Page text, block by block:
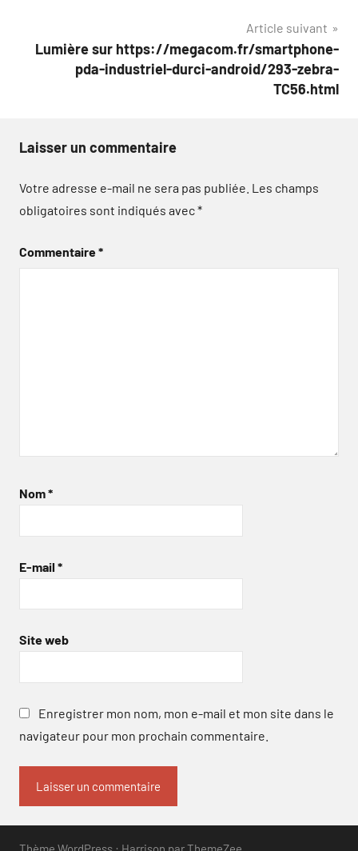
Article suivant
Lumière sur https://megacom.fr/smartphone-
pda-industriel-durci-android/293-zebra-
TC56.html
Laisser un commentaire
Votre adresse e-mail ne sera pas publiée. Les champs
obligatoires sont indiqués avec*
Commentaire*
Nom*
E-mail *
Site web
Enregistrer mon nom, mon e-mail et mon site dans le
navigateur pour mon prochain commentaire.